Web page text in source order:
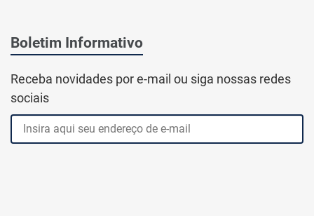
Boletim Informativo
Receba novidades por e-mail ou siga nossas redes
sociais